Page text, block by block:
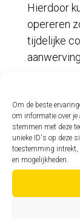
Om de beste
om informatie over je
stemmen met deze
unieke ID's op deze
toestemming intrekt,
en mogelijkheden.
Hierdoor
opereren
tijdelijke
Hoewel er
bedrijven